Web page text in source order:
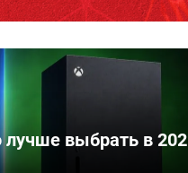
лучше выбрать в